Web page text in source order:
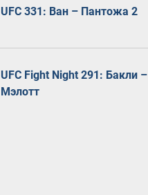
UFC 331: Ван – Пантожа 2
UFC Fight Night 291: Бакли –
Мэлотт